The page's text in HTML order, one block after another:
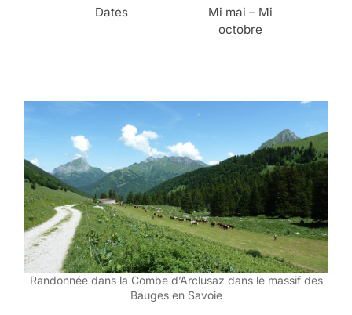
Dates
Mi mai – Mi
octobre
Randonnée dans la Combe d’Arclusaz dans le massif des
Bauges en Savoie